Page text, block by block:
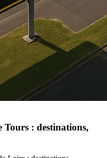
: destinations,